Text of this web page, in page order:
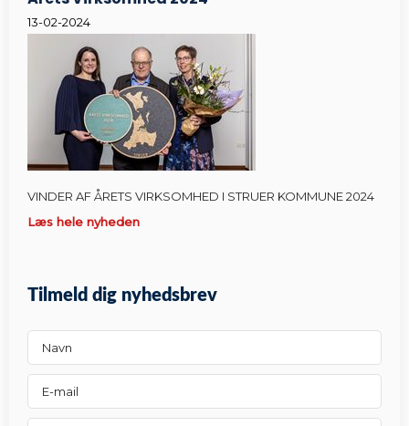
13-02-2024
VINDER AF ÅRETS VIRKSOMHED I STRUER KOMMUNE 2024
Læs hele nyheden
Tilmeld dig nyhedsbrev